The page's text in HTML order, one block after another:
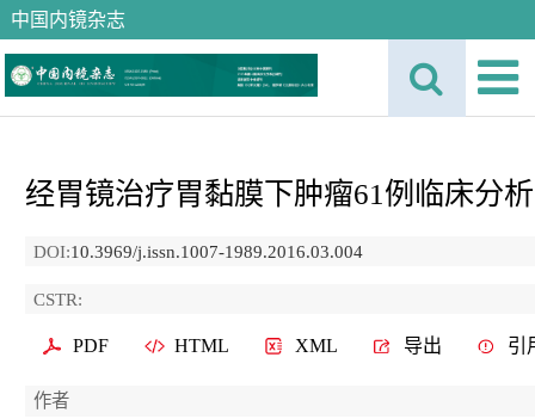
中国内镜杂志
经胃镜治疗胃黏膜下肿瘤61例临床分析
DOI:10.3969/j.issn.1007-1989.2016.03.004
CSTR:
PDF HTML XML 导出 引
作者